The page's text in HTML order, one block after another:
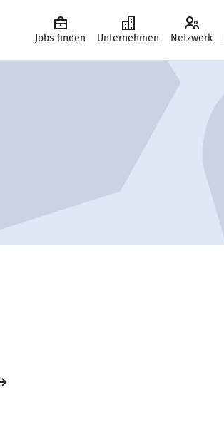
Jobs finden Unternehmen Netzwerk